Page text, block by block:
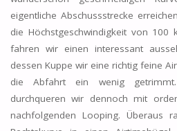
eigentliche Abschussstrecke
die Höchstgeschwindigkeit von 100
fahren wir einen interessant
dessen Kuppe wir eine richtig feine
die Abfahrt ein wenig
durchqueren wir dennoch mit
nachfolgenden Looping. Überaus